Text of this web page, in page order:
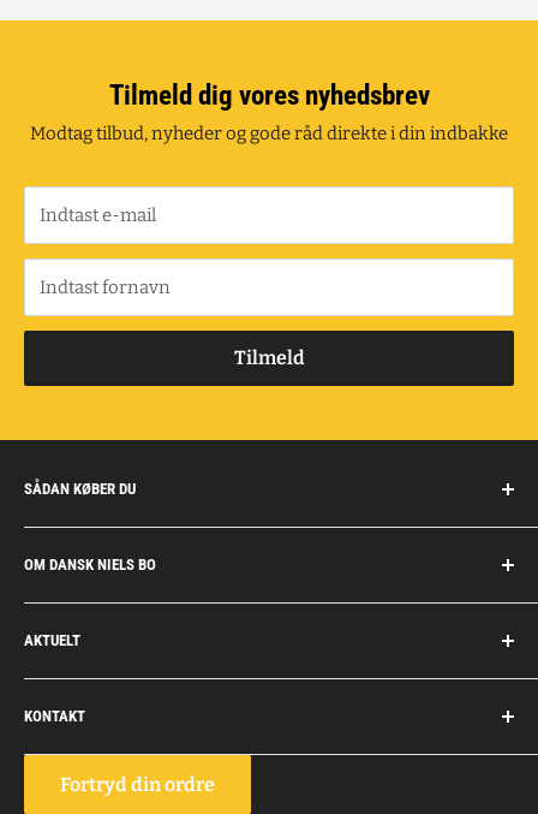
Tilmeld dig vores nyhedsbrev
Modtag tilbud, nyheder og gode råd direkte i din indbakke
Indtast e-mail
Indtast fornavn
Tilmeld
SÅDAN KØBER DU
Handelsbetingelser
Fragt og retur
Privatkunder/erhverv
Fakturaaftale
OM DANSK NIELS BO
Om Dansk Niels Bo
Privatlivspolitik
Job
Personale
AKTUELT
Personlig rådgivning
Dokumentation
KONTAKT
Dansk Niels Bo
Vognmagervej 10, Snoghøj
Fortryd din ordre